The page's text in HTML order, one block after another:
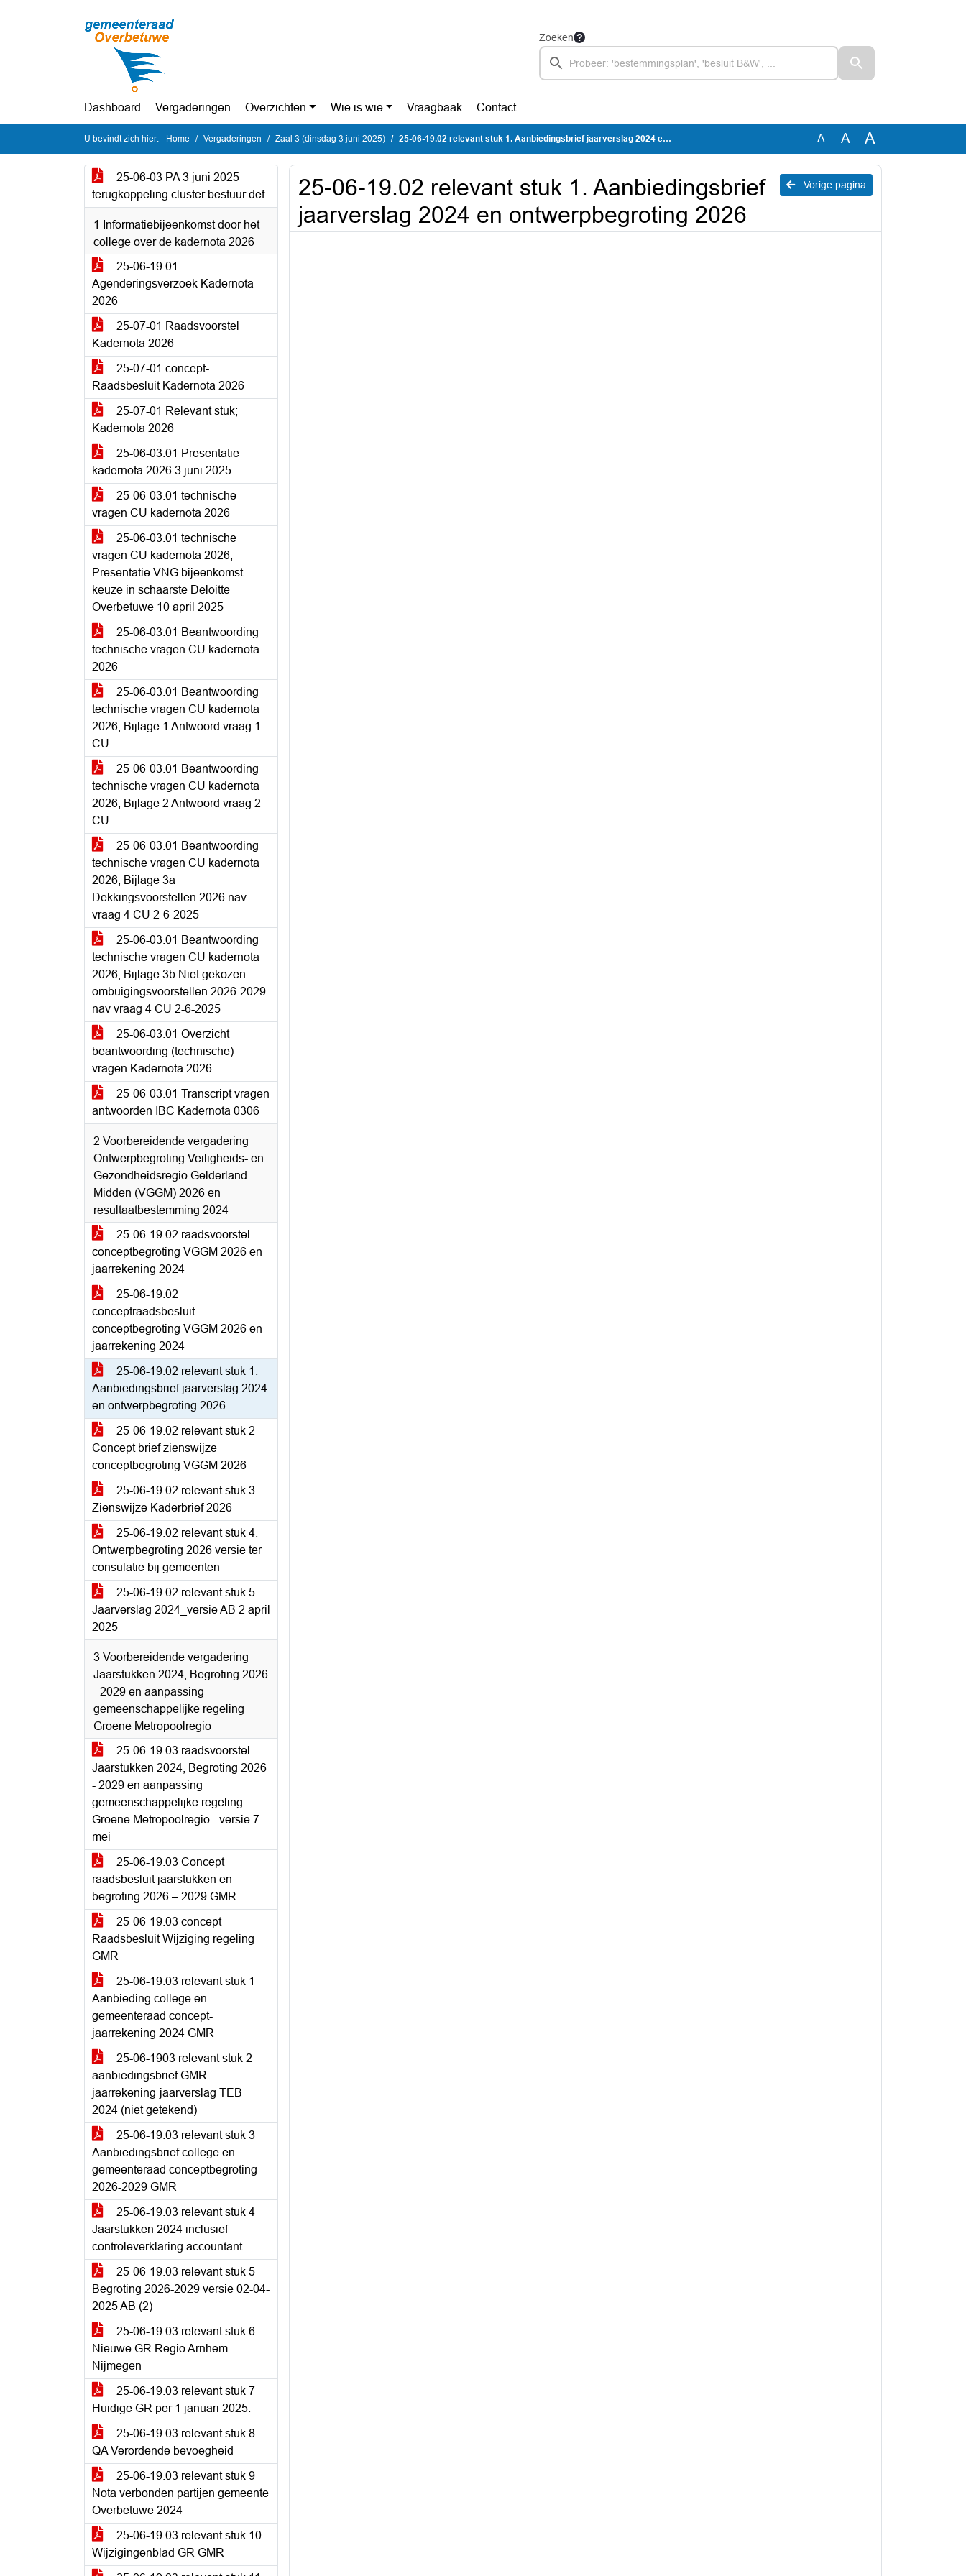
Ga naar de inhoud van deze pagina
Zoeken
Dashboard Vergaderingen Overzichten Wie is wie Vraagbaak Contact
U bevindt zich hier: Home Vergaderingen Zaal 3 (dinsdag 3 juni 2025) 25-06-19.02 relevant stuk 1. Aanbiedingsbrief jaarverslag 2024 en ontwerpbegroting 2026 A A A
25-06-03 PA 3 juni 2025
terugkoppeling cluster bestuur def
1 Informatiebijeenkomst door het
college over de kadernota 2026
25-06-19.01
Agenderingsverzoek Kadernota
2026
25-07-01 Raadsvoorstel
Kadernota 2026
25-07-01 concept-
Raadsbesluit Kadernota 2026
25-07-01 Relevant stuk;
Kadernota 2026
25-06-03.01 Presentatie
kadernota 2026 3 juni 2025
25-06-03.01 technische
vragen CU kadernota 2026
25-06-03.01 technische
vragen CU kadernota 2026,
Presentatie VNG bijeenkomst
keuze in schaarste Deloitte
Overbetuwe 10 april 2025
25-06-03.01 Beantwoording
technische vragen CU kadernota
2026
25-06-03.01 Beantwoording
technische vragen CU kadernota
2026, Bijlage 1 Antwoord vraag 1
CU
25-06-03.01 Beantwoording
technische vragen CU kadernota
2026, Bijlage 2 Antwoord vraag 2
CU
25-06-03.01 Beantwoording
technische vragen CU kadernota
2026, Bijlage 3a
Dekkingsvoorstellen 2026 nav
vraag 4 CU 2-6-2025
25-06-03.01 Beantwoording
technische vragen CU kadernota
2026, Bijlage 3b Niet gekozen
ombuigingsvoorstellen 2026-2029
nav vraag 4 CU 2-6-2025
25-06-03.01 Overzicht
beantwoording (technische)
vragen Kadernota 2026
25-06-03.01 Transcript vragen
antwoorden IBC Kadernota 0306
2 Voorbereidende vergadering
Ontwerpbegroting Veiligheids- en
Gezondheidsregio Gelderland-
Midden (VGGM) 2026 en
resultaatbestemming 2024
25-06-19.02 raadsvoorstel
conceptbegroting VGGM 2026 en
jaarrekening 2024
25-06-19.02
conceptraadsbesluit
conceptbegroting VGGM 2026 en
jaarrekening 2024
25-06-19.02 relevant stuk 1.
Aanbiedingsbrief jaarverslag 2024
en ontwerpbegroting 2026
25-06-19.02 relevant stuk 2
Concept brief zienswijze
conceptbegroting VGGM 2026
25-06-19.02 relevant stuk 3.
Zienswijze Kaderbrief 2026
25-06-19.02 relevant stuk 4.
Ontwerpbegroting 2026 versie ter
consulatie bij gemeenten
25-06-19.02 relevant stuk 5.
Jaarverslag 2024_versie AB 2 april
2025
3 Voorbereidende vergadering
Jaarstukken 2024, Begroting 2026
- 2029 en aanpassing
gemeenschappelijke regeling
Groene Metropoolregio
25-06-19.03 raadsvoorstel
Jaarstukken 2024, Begroting 2026
- 2029 en aanpassing
gemeenschappelijke regeling
Groene Metropoolregio - versie 7
mei
25-06-19.03 Concept
raadsbesluit jaarstukken en
begroting 2026 – 2029 GMR
25-06-19.03 concept-
Raadsbesluit Wijziging regeling
GMR
25-06-19.03 relevant stuk 1
Aanbieding college en
gemeenteraad concept-
jaarrekening 2024 GMR
25-06-1903 relevant stuk 2
aanbiedingsbrief GMR
jaarrekening-jaarverslag TEB
2024 (niet getekend)
25-06-19.03 relevant stuk 3
Aanbiedingsbrief college en
gemeenteraad conceptbegroting
2026-2029 GMR
25-06-19.03 relevant stuk 4
Jaarstukken 2024 inclusief
controleverklaring accountant
25-06-19.03 relevant stuk 5
Begroting 2026-2029 versie 02-04-
2025 AB (2)
25-06-19.03 relevant stuk 6
Nieuwe GR Regio Arnhem
Nijmegen
25-06-19.03 relevant stuk 7
Huidige GR per 1 januari 2025.
25-06-19.03 relevant stuk 8
QA Verordende bevoegheid
25-06-19.03 relevant stuk 9
Nota verbonden partijen gemeente
Overbetuwe 2024
25-06-19.03 relevant stuk 10
Wijzigingenblad GR GMR
Vorige pagina
25-06-19.02 relevant stuk 1. Aanbiedingsbrief
jaarverslag 2024 en ontwerpbegroting 2026